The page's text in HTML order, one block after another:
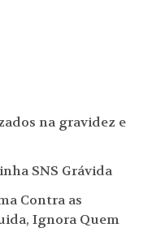
na gravidez e
SNS Grávida
Contra as
Ignora Quem